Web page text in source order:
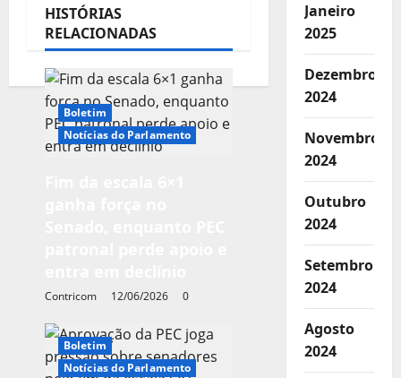
e
a
r
t
i
HISTÓRIAS
RELACIONADAS
Boletim
Notícias do Parlamento
Contricom 12/06/2026 0
Boletim
Notícias do Parlamento
Janeiro
2025
Dezembro
2024
Novembro
2024
Outubro
2024
Setembro
2024
Agosto
2024